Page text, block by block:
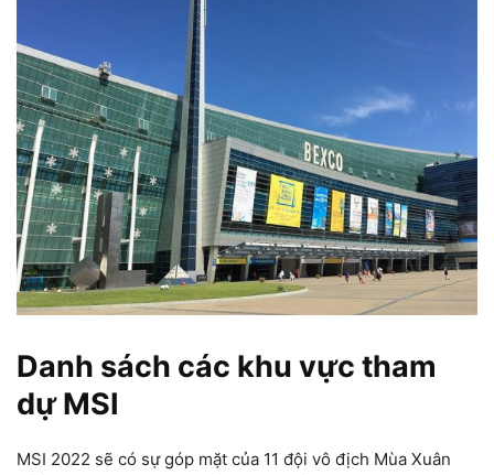
Danh sách các khu vực tham
dự MSI
MSI 2022 sẽ có sự góp mặt của 11 đội vô địch Mùa Xuân